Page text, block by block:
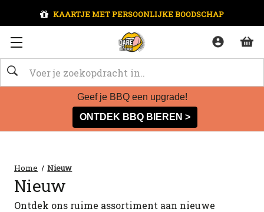
KAARTJE MET PERSOONLIJKE BOODSCHAP
Zoeken
Geef je BBQ een upgrade!
ONTDEK BBQ BIEREN >
Home Nieuw
Nieuw
Ontdek ons ruime assortiment aan nieuwe